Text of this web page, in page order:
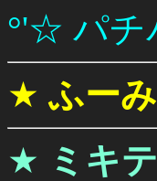
°'☆ パチ
★ふー
★ ミキ